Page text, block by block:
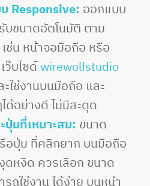
Responsive: ออกแบบ
บขนาดอัตโนมัติ ตาม
ช่น หน้าจอมือถือ หรือ
ว๊บไซด์wirewolfstudio
ะใช้งานบนมือถือ และ
อย่างดี ไม่มีสะดุด
มที่เหมาะสม: ขนาด
อปุ่ม ที่คลิกยาก บนมือถือ
ดหงิด ควรเลือก ขนาด
ถใช้งาน ได้ง่าย บนหน้า